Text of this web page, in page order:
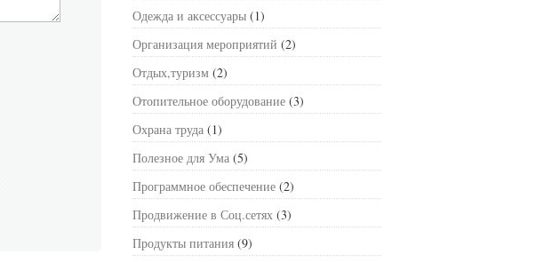
Одежда и аксессуары (1)
Организация мероприятий (2)
Отдых,туризм (2)
Отопительное оборудование (3)
Охрана труда (1)
Полезное для Ума (5)
Программное обеспечение (2)
Продвижение в Соц.сетях (3)
Продукты питания (9)